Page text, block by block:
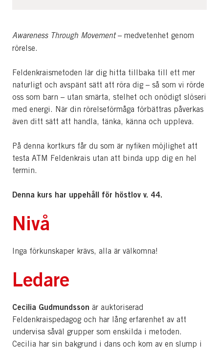
Awareness Through Movement– medvetenhet genom
rörelse.
Feldenkraismetoden lär dig hitta tillbaka till ett mer
naturligt och avspänt sätt att röra dig – så som vi rörde
oss som barn – utan smärta, stelhet och onödigt slöseri
med energi. När din rörelseförmåga förbättras påverkas
även ditt sätt att handla, tänka, känna och uppleva.
På denna kortkurs får du som är nyfiken möjlighet att
testa ATM Feldenkrais utan att binda upp dig en hel
termin.
Denna kurs har uppehåll för höstlov v. 44.
Nivå
Inga förkunskaper krävs, alla är välkomna!
Ledare
Cecilia Gudmundsson är auktoriserad
Feldenkraispedagog och har lång erfarenhet av att
undervisa såväl grupper som enskilda i metoden.
Cecilia har sin bakgrund i dans och kom av en slump i